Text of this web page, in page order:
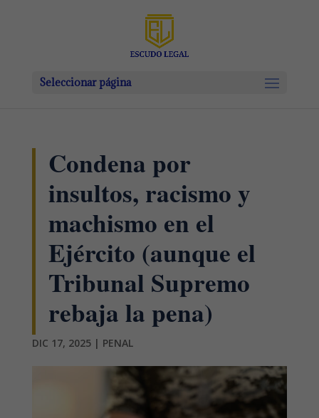
Seleccionar página
Condena por
insultos, racismo y
machismo en el
Ejército (aunque el
Tribunal Supremo
rebaja la pena)
DIC 17, 2025| PENAL